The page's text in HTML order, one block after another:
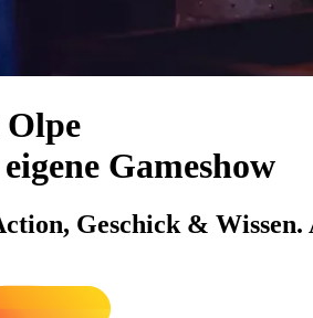
Gameshow
Geschick &